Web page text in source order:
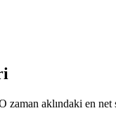
aklındaki en